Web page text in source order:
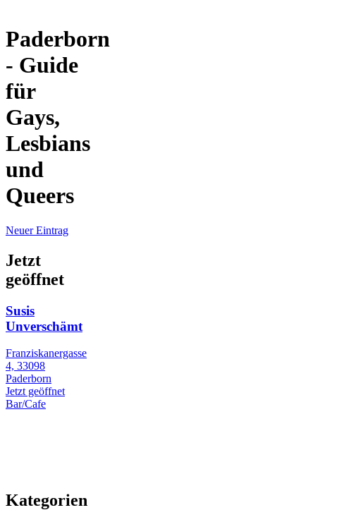
Paderborn
- Guide
für
Gays,
Lesbians
und
Queers
Neuer Eintrag
Jetzt
geöffnet
Susis
Unverschämt
Franziskanergasse
4, 33098
Paderborn
Jetzt geöffnet
Bar/Cafe
Kategorien